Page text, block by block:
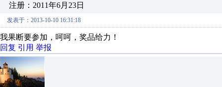
注册：2011年6月23日
发表于：2013-10-10 16:31:18
我果断要参加，呵呵，奖品给力！
回复 引用 举报